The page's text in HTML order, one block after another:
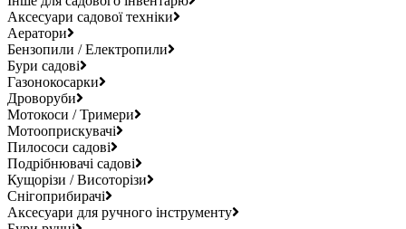
Аксесуари садової техніки
Аератори
Бензопили / Електропили
Бури садові
Газонокосарки
Дроворуби
Мотокоси / Тримери
Мотооприскувачі
Пилососи садові
Подрібнювачі садові
Кущорізи / Висоторізи
Снігоприбирачі
Аксесуари для ручного інструменту